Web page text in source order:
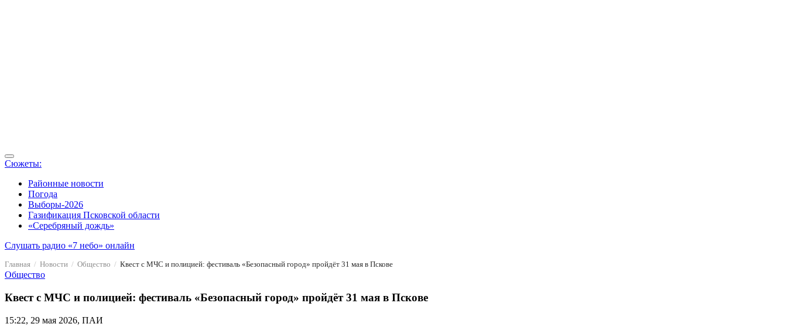
Сюжеты:
Районные новости
Погода
Выборы-2026
Газификация Псковской области
«Серебряный дождь»
Слушать радио «7 небо» онлайн
Главная Новости Общество Квест с МЧС и полицией: фестиваль «Безопасный город» пройдёт 31 мая в Пскове
Общество
Квест с МЧС и полицией: фестиваль «Безопасный город» пройдёт 31 мая в Пскове
15:22, 29 мая 2026, ПАИ